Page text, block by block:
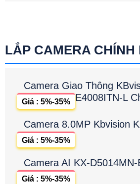
LẮP CAMERA CHÍNH
Camera Giao Thông
E4008ITN-L
Giá : 5%-35%
Camera 8.0MP Kbvision
Giá : 5%-35%
Camera AI KX-
Giá : 5%-35%